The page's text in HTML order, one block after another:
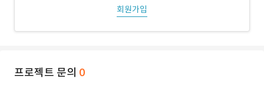
회원가입
프로젝트 문의 0